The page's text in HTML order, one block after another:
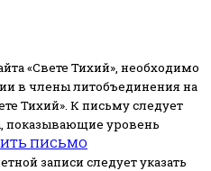
«Свете Тихий», необходимо
в члены литобъединения на
Тихий». К письму следует
показывающие уровень
ПИСЬМО
записи следует указать